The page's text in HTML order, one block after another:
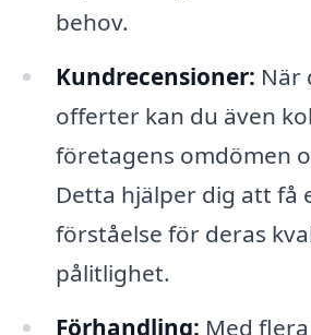
behov.
Kundrecensioner: När
offerter kan du även
företagens omdömen
Detta hjälper dig att få
förståelse för deras
pålitlighet.
Förhandling: Med